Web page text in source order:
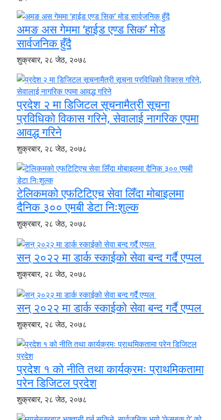
अमङ अस गेममा ‘हाईड एण्ड सिक’ मोड
सार्वजनिक हुँदै
शुक्रबार, २८ जेठ, २०७८
प्रदेश २ मा डिजिटल सूचनामैत्री सूचना
प्रविधिको विकास गरिने, सेवालाई नागरिक एपमा
आवद्ध गरिने
शुक्रबार, २८ जेठ, २०७८
टेलिकमको एफटिटिएच सेवा लिँदा मोबाइलमा
दैनिक ३०० एमबी डेटा निःशुल्क
शुक्रबार, २८ जेठ, २०७८
सन् २०२२ मा डार्क स्काईको सेवा बन्द गर्दै एप्पल
शुक्रबार, २८ जेठ, २०७८
सन् २०२२ मा डार्क स्काईको सेवा बन्द गर्दै एप्पल
शुक्रबार, २८ जेठ, २०७८
प्रदेश १ को नीति तथा कार्यक्रमः प्राथमिकतामा
परेन डिजिटल प्रदेश
शुक्रबार, २८ जेठ, २०७८